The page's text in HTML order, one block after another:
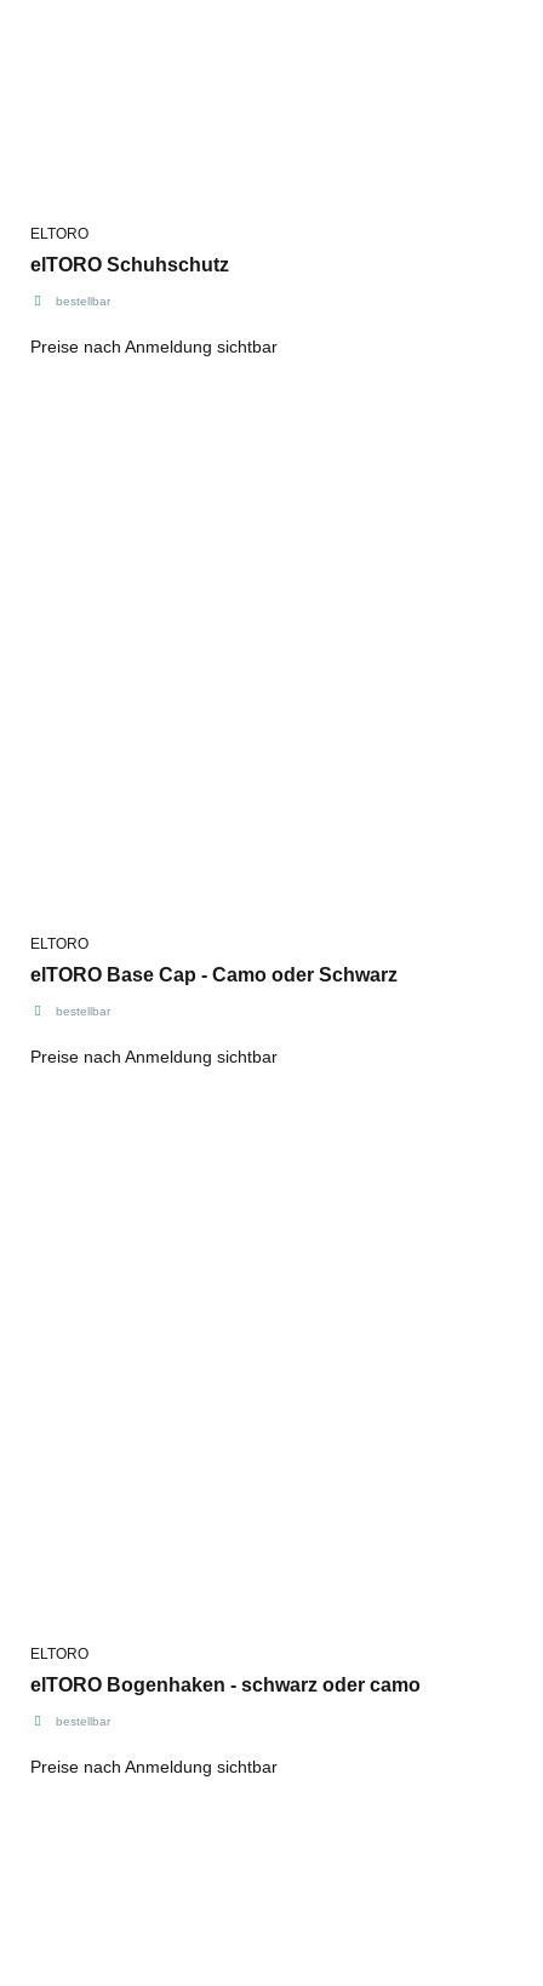
ELTORO
elTORO Schuhschutz
bestellbar
Preise nach Anmeldung sichtbar
ELTORO
elTORO Base Cap - Camo oder Schwarz
bestellbar
Preise nach Anmeldung sichtbar
ELTORO
elTORO Bogenhaken - schwarz oder camo
bestellbar
Preise nach Anmeldung sichtbar